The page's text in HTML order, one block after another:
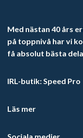
Med nästan 40 års
på toppnivå har vi
få absolut bästa
IRL-butik: Speed Pro
Läs mer